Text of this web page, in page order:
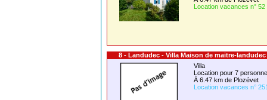
Location vacances n° 52
8 - Landudec - Villa Maison de maitre-landudec
Villa
Location pour 7
À 6.47 km de Plozévet
Location vacances n°